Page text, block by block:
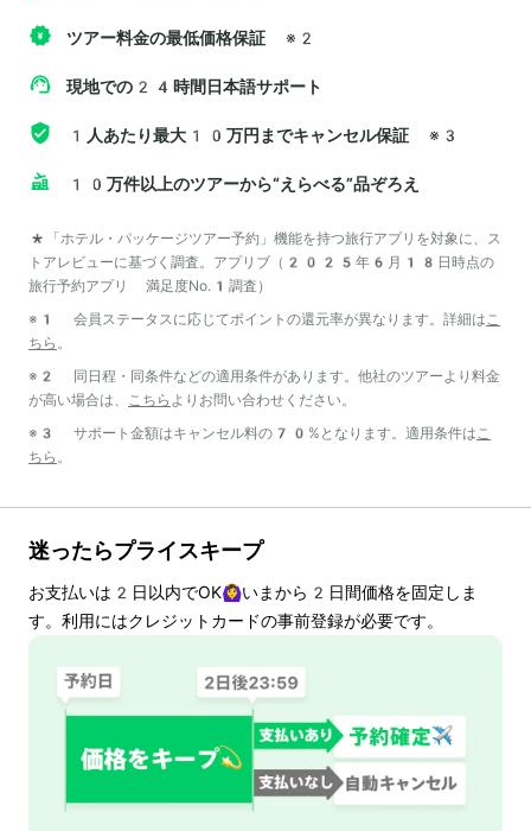
ツアー料金の最低価格保証 ※2
現地での24時間日本語サポート
1人あたり最大10万円までキャンセル保証 ※3
10万件以上のツアーから“えらべる”品ぞろえ
*「ホテル・パッケージツアー予約」機能を持つ旅行アプリを対象に、ス
トアレビューに基づく調査。アプリブ（2025年6月18日時点の
旅行予約アプリ 満足度No.1調査）
※1 会員ステータスに応じてポイントの還元率が異なります。詳細はこ
ちら 。
※2 同日程・同条件などの適用条件があります。他社のツアーより料金
が高い場合は、 こちら よりお問い合わせください。
※3 サポート金額はキャンセル料の70%となります。適用条件はこ
ちら 。
迷ったらプライスキープ
お支払いは 2 日以内でOK🙆‍♀️いまから 2 日間価格を固定しま
す。利用にはクレジットカードの事前登録が必要です。